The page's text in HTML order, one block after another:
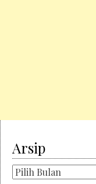
Arsip
Arsip